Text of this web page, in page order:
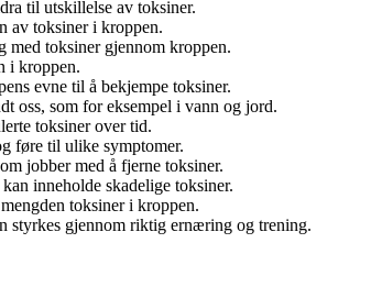
til utskillelse av toksiner.
av toksiner i kroppen.
med toksiner gjennom kroppen.
i kroppen.
evne til å bekjempe toksiner.
oss, som for eksempel i vann og jord.
toksiner over tid.
føre til ulike symptomer.
jobber med å fjerne toksiner.
inneholde skadelige toksiner.
toksiner i kroppen.
styrkes gjennom riktig ernæring og trening.